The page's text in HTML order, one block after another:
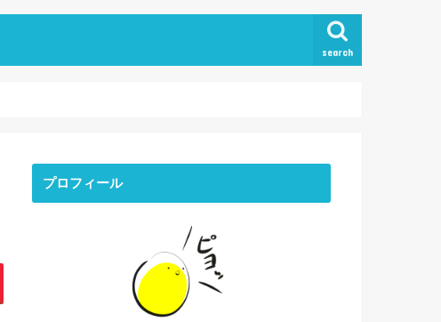
search
プロフィール